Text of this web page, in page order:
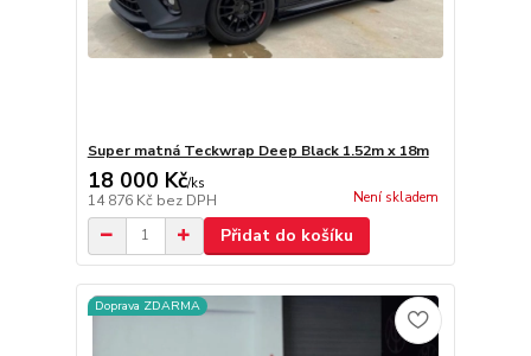
Super matná Teckwrap Deep Black 1.52m x 18m
18 000 Kč/ks
14 876 Kč bez DPH Není skladem
Přidat do košíku
Doprava ZDARMA